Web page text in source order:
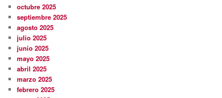
octubre 2025
septiembre 2025
agosto 2025
julio 2025
junio 2025
mayo 2025
abril 2025
marzo 2025
febrero 2025